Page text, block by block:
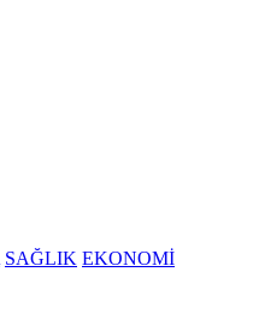
SAĞLIK EKONOMİ